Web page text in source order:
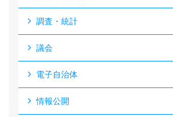
調査・統計
議会
電子自治体
情報公開